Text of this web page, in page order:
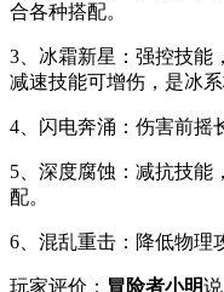
合各种搭配。
3、冰霜新星：强控技能
减速技能可增伤，是冰系
4、闪电奔涌：伤害前摇
5、深度腐蚀：减抗技能
配。
6、混乱重击：降低物理
玩家评价： 冒险者小明